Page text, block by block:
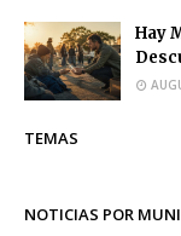
Hay
TEMAS
NOTICIAS POR